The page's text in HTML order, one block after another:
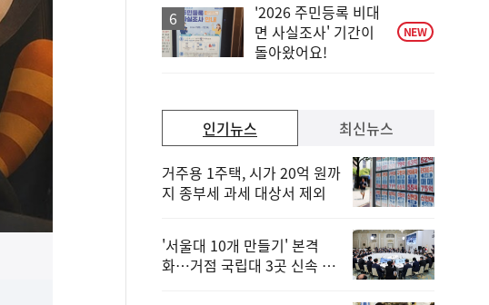
'2026 주민등록 비대
면 사실조사' 기간이
돌아왔어요!
NEW
인기뉴스
거주용 1주택, 시가 20억 원까
지 종부세 과세 대상서 제외
'서울대 10개 만들기' 본격
화…거점 국립대 3곳 신속 선
최신뉴스